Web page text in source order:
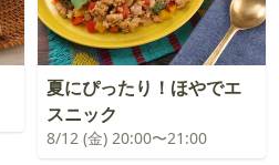
夏にぴったり！ほやでエ
スニック
8/12 (金) 20:00〜21:00